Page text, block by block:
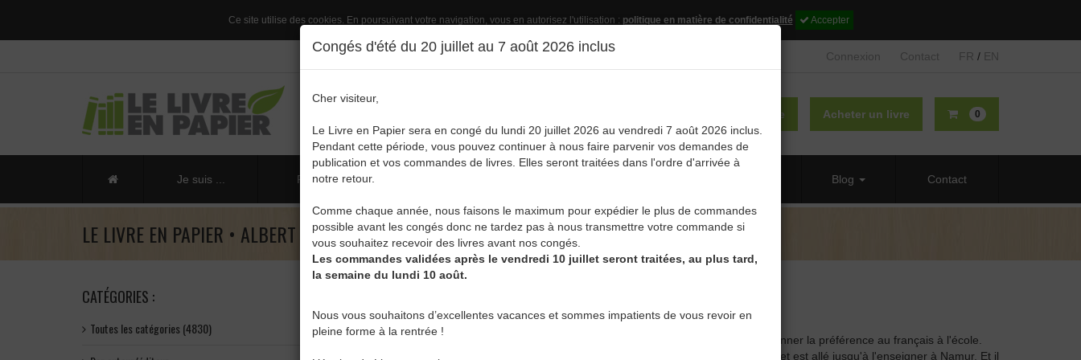
Ce site utilise des cookies. En poursuivant votre navigation, vous en autorisez l'utilisation : politique en matière de confidentialité Accepter
Congés d'été du 20 juillet au 7 août 2026 inclus
Cher visiteur,
Le Livre en Papier sera en congé du lundi 20 juillet 2026 au vendredi 7 août 2026 inclus.
Pendant cette période, vous pouvez continuer à nous faire parvenir vos demandes de
publication et vos commandes de livres. Elles seront traitées dans l'ordre d'arrivée à
notre retour.
Comme chaque année, nous faisons le maximum pour expédier le plus de commandes
possible avant les congés donc ne tardez pas à nous transmettre votre commande si
vous souhaitez recevoir des livres avant nos congés.
Les commandes validées après le vendredi 10 juillet seront traitées, au plus tard,
la semaine du lundi 10 août.
Nous vous souhaitons d’excellentes vacances et sommes impatients de vous revoir en
pleine forme à la rentrée !
Connexion Contact FR / EN
0
Acheter un livre
Publier un livre
Je suis ... Publier un livre Blog Contact
LE LIVRE EN PAPIER • ALBERT DELVAUX
CATÉGORIES :
Toutes les catégories (4830)
Quand il était gamin, on ne parlait que le wallon. Puis on l'a interdit, pour donner la préférence au français à l'école.
Une cinquantaine d'années plus tard, Albert Delvaux l'a recouvré, l'a étudié et est allé jusqu'à l'enseigner à Namur. Et il